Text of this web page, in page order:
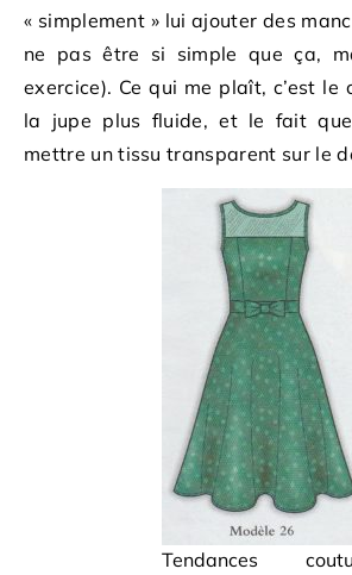
« simplement » lui ajouter des
ne pas être si simple que ça,
exercice). Ce qui me plaît, c’est le
la jupe plus fluide, et le fait
mettre un tissu transparent sur le
Tendances